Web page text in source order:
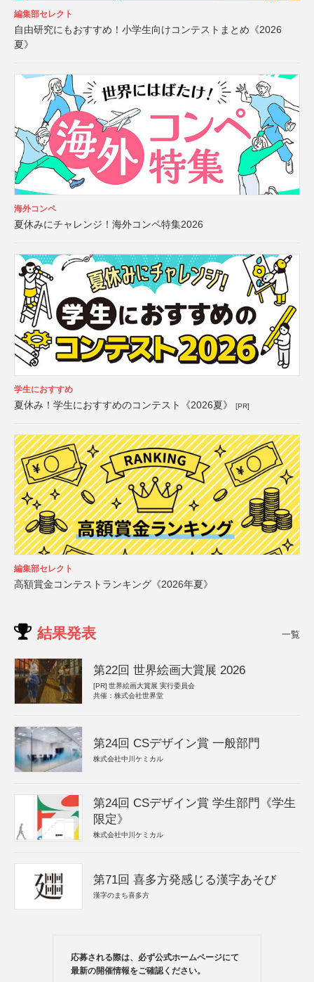
編集部セレクト
自由研究にもおすすめ！小学生向けコンテストまとめ《2026
夏》
海外コンペ
夏休みにチャレンジ！海外コンペ特集2026
学生におすすめ
夏休み！学生におすすめのコンテスト《2026夏》 [PR]
編集部セレクト
高額賞金コンテストランキング《2026年夏》
結果発表 一覧
第22回 世界絵画大賞展 2026
[PR] 世界絵画大賞展 実行委員会
共催：株式会社世界堂
第24回 CSデザイン賞 一般部門
株式会社中川ケミカル
第24回 CSデザイン賞 学生部門《学生
限定》
株式会社中川ケミカル
第71回 喜多方発感じる漢字あそび
漢字のまち喜多方
応募される際は、必ず公式ホームページにて
最新の開催情報をご確認ください。